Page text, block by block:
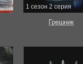
1 сезон 2 серия
Грешник